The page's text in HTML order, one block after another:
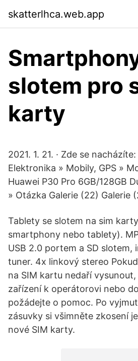
skatterlhca.web.app
slotem pro
karty
2021. 1. 21. · Zde se
Elektronika » Mobily, GPS »
Huawei P30 Pro 6GB/128GB
» Otázka Galerie (22) Galerie
Tablety se slotem na sim
smartphony nebo tablety).
USB 2.0 portem a SD slotem,
tuner. 4x linkový stereo
na SIM kartu nedaří
zařízení k operátorovi nebo
požádejte o pomoc. Po
zásuvky si všimněte zkosení
nové SIM karty.